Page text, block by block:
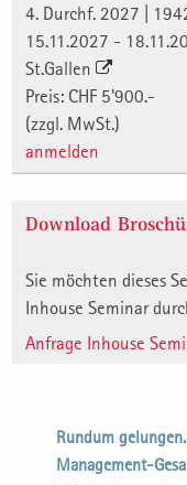
4. Durchf. 2027 |
15.11.2027 -
St.Gallen
Preis: CHF 5'900.-
(zzgl. MwSt.)
anmelden
Download
Sie möchten dieses
Inhouse Seminar
Anfrage Inhouse
Rundum
Management-